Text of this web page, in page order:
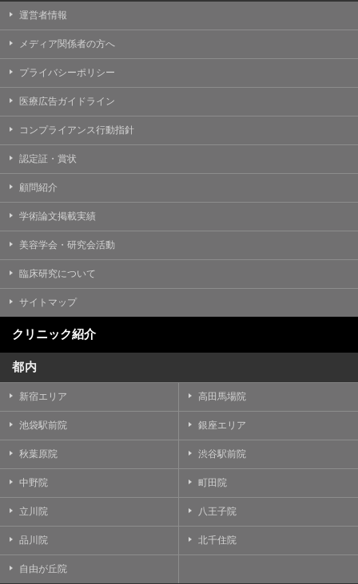
運営者情報
メディア関係者の方へ
プライバシーポリシー
医療広告ガイドライン
コンプライアンス行動指針
認定証・賞状
顧問紹介
学術論文掲載実績
美容学会・研究会活動
臨床研究について
サイトマップ
クリニック紹介
都内
新宿エリア 高田馬場院
池袋駅前院 銀座エリア
秋葉原院 渋谷駅前院
中野院 町田院
立川院 八王子院
品川院 北千住院
自由が丘院